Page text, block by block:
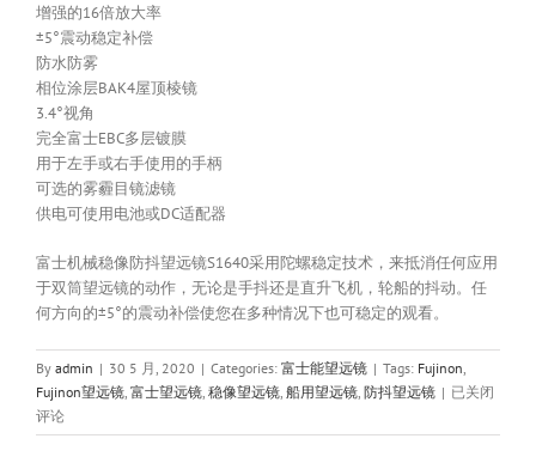
增强的16倍放大率
±5°震动稳定补偿
防水防雾
相位涂层BAK4屋顶棱镜
3.4°视角
完全富士EBC多层镀膜
用于左手或右手使用的手柄
可选的雾霾目镜滤镜
供电可使用电池或DC适配器
富士机械稳像防抖望远镜S1640采用陀螺稳定技术，来抵消任何应用
于双筒望远镜的动作，无论是手抖还是直升飞机，轮船的抖动。任
何方向的±5°的震动补偿使您在多种情况下也可稳定的观看。
By admin | 30 5 月, 2020 | Categories: 富士能望远镜 | Tags: Fujinon
Fujinon望远镜 富士望远镜 稳像望远镜 船用望远镜 防抖望远镜 | Fujinon
士
已关闭
评论